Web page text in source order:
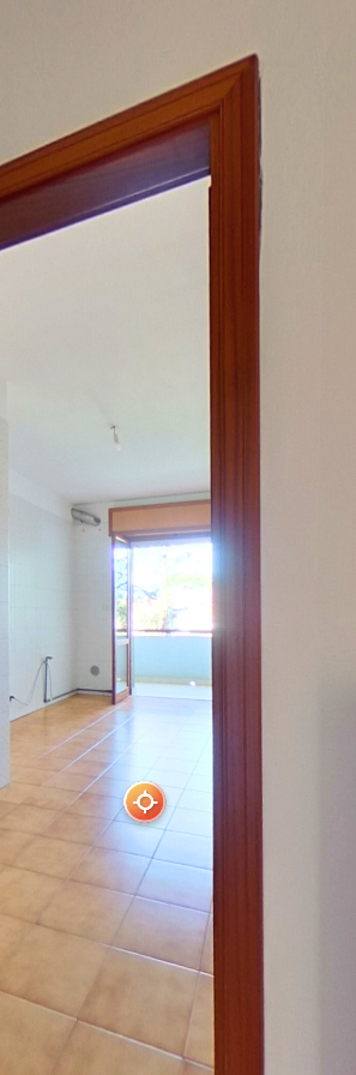
in vendita
questa opportunità. La
ricco di servizi come due supermercati,
di un ingresso accogliente, una
invece tra due camere c’è un pratico
ed accessibili da ogni stanza, saranno
enorme, che unisce la comodità degli